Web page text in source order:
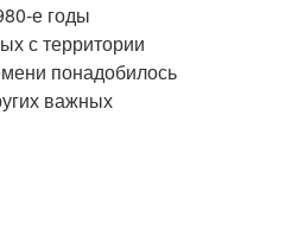
е годы
с территории
понадобилось
важных